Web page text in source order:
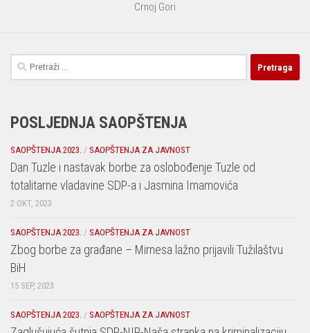
Crnoj Gori
Pretraga:
POSLJEDNJA SAOPŠTENJA
SAOPŠTENJA 2023. / SAOPŠTENJA ZA JAVNOST
Dan Tuzle i nastavak borbe za oslobođenje Tuzle od
totalitarne vladavine SDP-a i Jasmina Imamovića
2 OKT, 2023
SAOPŠTENJA 2023. / SAOPŠTENJA ZA JAVNOST
Zbog borbe za građane – Mirnesa lažno prijavili Tužilaštvu
BiH
15 SEP, 2023
SAOPŠTENJA 2023. / SAOPŠTENJA ZA JAVNOST